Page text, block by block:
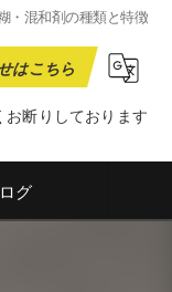
・混和剤の種類と特徴
はこちら
お断りしております
グ